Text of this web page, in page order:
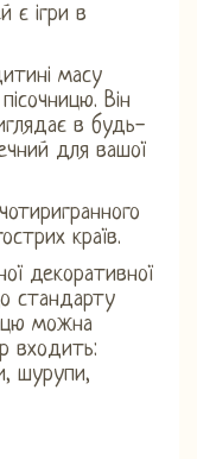
є ігри в
масу
Він
в будь-
для вашої
країв.
декоративної
стандарту
можна
входить:
шурупи,